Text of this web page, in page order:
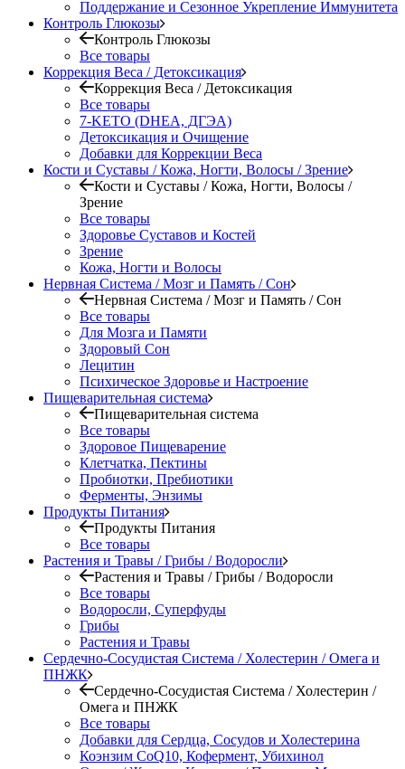
Поддержание и Сезонное Укрепление Иммунитета
Контроль Глюкозы
Контроль Глюкозы
Все товары
Коррекция Веса / Детоксикация
Коррекция Веса / Детоксикация
Все товары
7-KETO (DHEA, ДГЭА)
Детоксикация и Очищение
Добавки для Коррекции Веса
Кости и Суставы / Кожа, Ногти, Волосы / Зрение
Кости и Суставы / Кожа, Ногти, Волосы /
Зрение
Все товары
Здоровье Суставов и Костей
Зрение
Кожа, Ногти и Волосы
Нервная Система / Мозг и Память / Сон
Нервная Система / Мозг и Память / Сон
Все товары
Для Мозга и Памяти
Здоровый Сон
Лецитин
Психическое Здоровье и Настроение
Пищеварительная система
Пищеварительная система
Все товары
Здоровое Пищеварение
Клетчатка, Пектины
Пробиотки, Пребиотики
Ферменты, Энзимы
Продукты Питания
Продукты Питания
Все товары
Растения и Травы / Грибы / Водоросли
Растения и Травы / Грибы / Водоросли
Все товары
Водоросли, Суперфуды
Грибы
Растения и Травы
Сердечно-Сосудистая Система / Холестерин / Омега и
ПНЖК
Сердечно-Сосудистая Система / Холестерин /
Омега и ПНЖК
Все товары
Добавки для Сердца, Сосудов и Холестерина
Коэнзим CoQ10, Кофермент, Убихинол